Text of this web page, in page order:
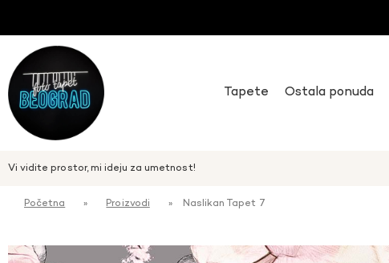
Tapete Ostala ponuda
Vi vidite prostor, mi ideju za umetnost!
Početna » Proizvodi » Naslikan Tapet 7